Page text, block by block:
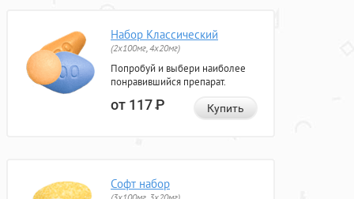
Набор Классический
(2x100мг, 4x20мг)
Попробуй и выбери наиболее
понравившийся препарат.
от 117Р Купить
Софт набор